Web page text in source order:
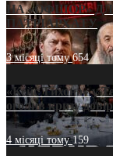
НА «ОФШОР»
ПАТРІАРХАТУ
3 місяці тому654
«Кейс Тихона» у
оголив кризу
4 місяці тому159